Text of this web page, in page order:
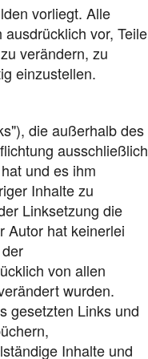
vorliegt. Alle
vor, Teile
verändern, zu
einzustellen.
die außerhalb des
ausschließlich
und es ihm
Inhalte zu
Linksetzung die
Autor hat keinerlei
von allen
wurden.
gesetzten Links und
Inhalte und